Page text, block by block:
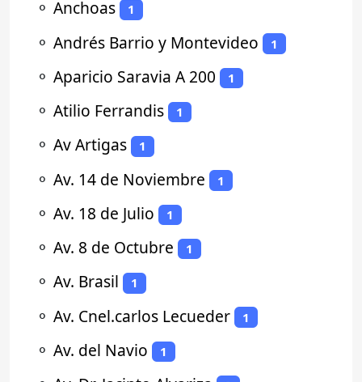
⚬ Anchoas 1
⚬ Andrés Barrio y Montevideo 1
⚬ Aparicio Saravia A 200 1
⚬ Atilio Ferrandis 1
⚬ Av Artigas 1
⚬ Av. 14 de Noviembre 1
⚬ Av. 18 de Julio 1
⚬ Av. 8 de Octubre 1
⚬ Av. Brasil 1
⚬ Av. Cnel.carlos Lecueder 1
⚬ Av. del Navio 1